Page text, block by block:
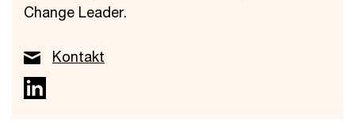
Change Leader.
Kontakt